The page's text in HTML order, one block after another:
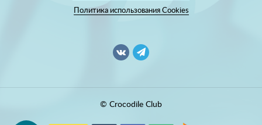
Политика использования Cookies
© Crocodile Club